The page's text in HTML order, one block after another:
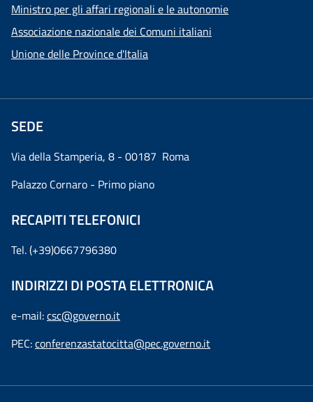
Ministro per gli affari regionali e le autonomie
Associazione nazionale dei Comuni italiani
Unione delle Province d'Italia
SEDE
Via della Stamperia, 8 - 00187 Roma
Palazzo Cornaro - Primo piano
RECAPITI TELEFONICI
Tel. (+39)0667796380
INDIRIZZI DI POSTA ELETTRONICA
e-mail:csc@governo.it
PEC:conferenzastatocitta@pec.governo.it